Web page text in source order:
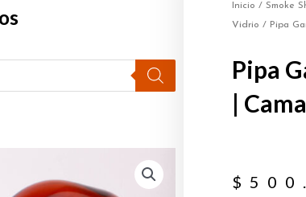
Inicio / Smoke
Vidrio / Pipa
Pipa
|
$